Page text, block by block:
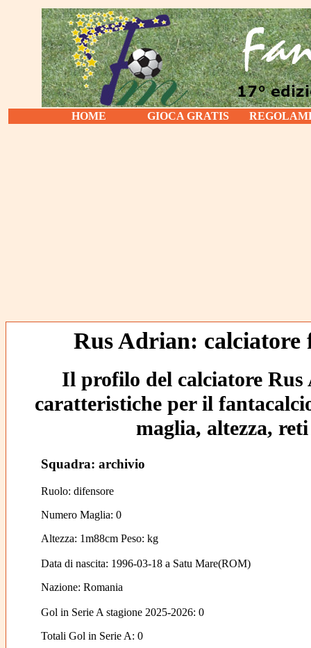
HOME GIOCA GRATIS
Rus Adrian: calciatore
Il profilo del calciatore Rus
caratteristiche per il
maglia, altezza,
Squadra: archivio
Ruolo: difensore
Numero Maglia: 0
Altezza: 1m88cm Peso: kg
Data di nascita: 1996-03-18 a Satu Mare(ROM)
Nazione: Romania
Gol in Serie A stagione 2025-2026: 0
Totali Gol in Serie A: 0